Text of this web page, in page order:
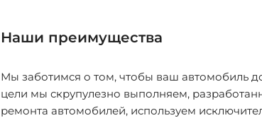
Наши преимущества
Мы заботимся о том, чтобы ваш автомобиль
цели мы скрупулезно выполняем,
ремонта автомобилей, используем